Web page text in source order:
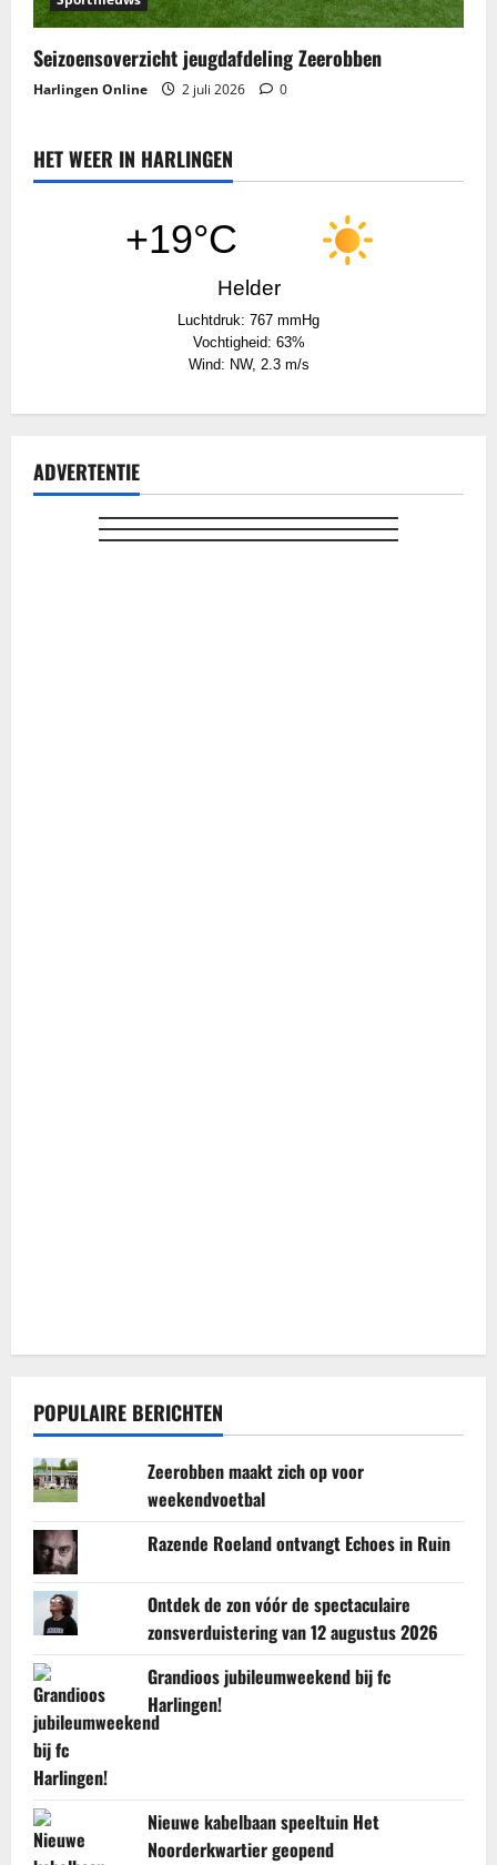
Seizoensoverzicht jeugdafdeling Zeerobben
Harlingen Online 2 juli 2026 0
HET WEER IN HARLINGEN
+19°C
Helder
Luchtdruk: 767 mmHg
Vochtigheid: 63%
Wind: NW, 2.3 m/s
ADVERTENTIE
POPULAIRE BERICHTEN
Zeerobben maakt zich op voor
weekendvoetbal
Razende Roeland ontvangt Echoes in Ruin
Ontdek de zon vóór de spectaculaire
zonsverduistering van 12 augustus 2026
Grandioos jubileumweekend bij fc
Harlingen!
Nieuwe kabelbaan speeltuin Het
Noorderkwartier geopend